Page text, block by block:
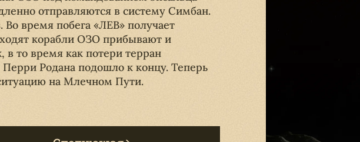
отправляются в систему Симбан.
Во время побега «ЛЕВ» получает
корабли ОЗО прибывают и
в то время как потери терран
Перри Родана подошло к концу. Теперь
на Млечном Пути.